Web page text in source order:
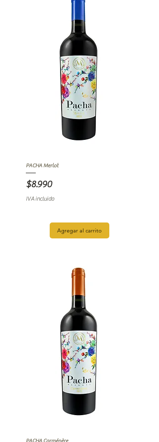
PACHA Merlot
Precio
$8.990
IVA incluido
Agregar al carrito